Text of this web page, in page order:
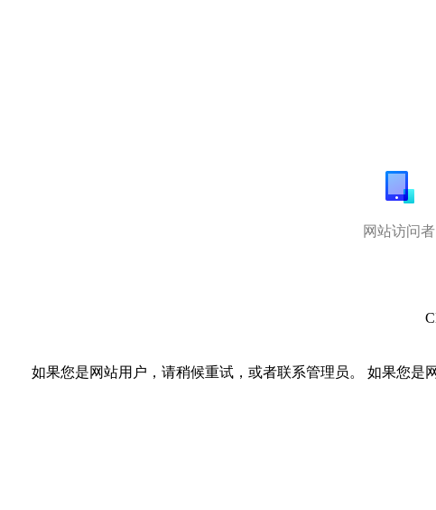
网站访问者
如果您是网站用户，请稍候重试，或者联系管理员。 如果您是